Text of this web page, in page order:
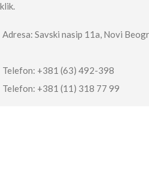
klik.
Adresa: Savski nasip 11a, Novi
Telefon: +381 (63) 492-398
Telefon: +381 (11) 318 77 99